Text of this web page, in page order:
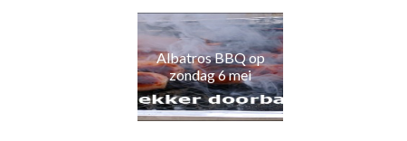
Albatros BBQ op
zondag 6 mei